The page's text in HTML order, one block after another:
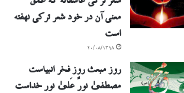
معنی آن در خود شعر ترکی نهفته
است
۲۰/۰۸/۱۳۹۸
روز مبعث روز فخر انبیاست
مصطفیٰ نورٌ عَلیٰ نور خداست